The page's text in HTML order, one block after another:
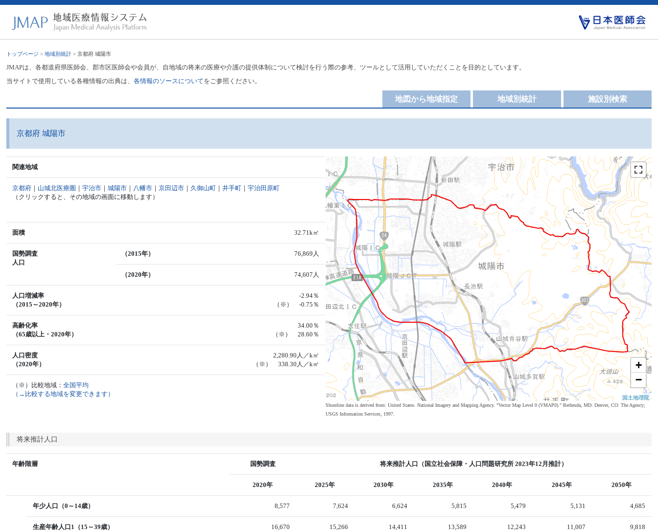
トップページ >地域別統計 > 京都府 城陽市
JMAPは、各都道府県医師会、郡市区医師会や会員が、自地域の将来の医療や介護の提供体制について検討を行う際の参考、ツールとして活用していただくことを目的としています。
当サイトで使用している各種情報の出典は、各情報のソースについてをご参照ください。
施設別検索
地域別統計
地図から地域指定
京都府 城陽市
関連地域
京都府 ｜ 山城北医療圏 ｜宇治市 ｜城陽市 ｜ 八幡市 ｜京田辺市 ｜ 久御山町 ｜井手町 ｜宇治田原町
（クリックすると、その地域の画面に移動します）
面積 32.71k㎡
国勢調査
人口
（2015年） 76,869人
（2020年） 74,607人
人口増減率
（2015～2020年）
-2.94％
（※） -0.75％
高齢化率
（65歳以上・2020年）
34.00％
（※） 28.60％
人口密度
（2020年）
2,280.90人／k㎡
（※） 338.30人／k㎡
（※）比較地域：全国平均
（→比較する地域を変更できます）
+
−
国土地理院
Shoreline data is derived from: United States. National Imagery and Mapping Agency. "Vector Map Level 0 (VMAP0)." Bethesda, MD: Denver, CO: The Agency;
USGS Information Services, 1997.
将来推計人口
年齢階層 国勢調査 将来推計人口（国立社会保障・人口問題研究所 2023年12月推計）
2020年 2025年 2030年 2035年 2040年 2045年 2050年
年少人口（0～14歳） 8,577 7,624 6,624 5,815 5,479 5,131 4,685
生産年齢人口1（15～39歳） 16,670 15,266 14,411 13,589 12,243 11,007 9,818